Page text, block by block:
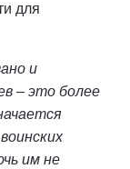
для
и
– это более
им не